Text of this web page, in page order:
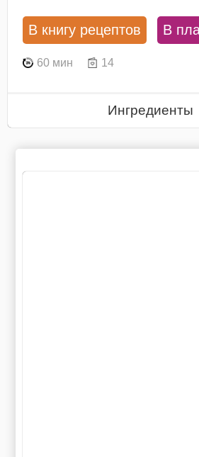
В книгу рецептов В
60 мин 14
Ингредиенты